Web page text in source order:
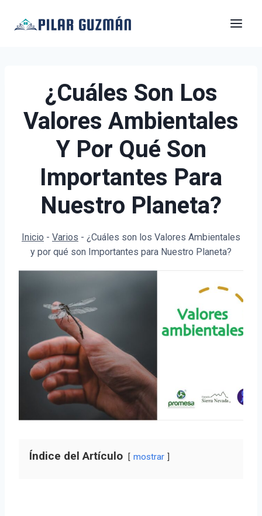
¿Cuáles Son Los
Valores Ambientales
Y Por Qué Son
Importantes Para
Nuestro Planeta?
Inicio - Varios - ¿Cuáles son los Valores Ambientales
y por qué son Importantes para Nuestro Planeta?
Índice del Artículo mostrar